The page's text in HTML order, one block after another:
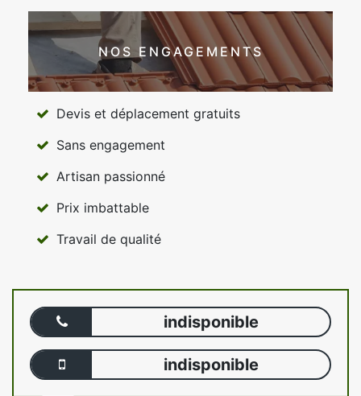
NOS ENGAGEMENTS
Devis et déplacement gratuits
Sans engagement
Artisan passionné
Prix imbattable
Travail de qualité
indisponible
indisponible